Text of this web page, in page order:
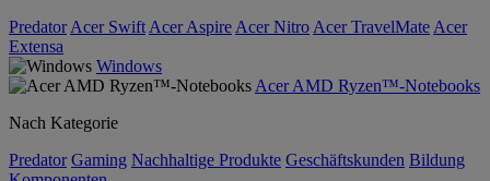
Predator Acer Swift Acer Aspire Acer Nitro Acer TravelMate Acer
Extensa
Windows
Acer AMD Ryzen™-Notebooks
Nach Kategorie
Predator Gaming Nachhaltige Produkte Geschäftskunden Bildung